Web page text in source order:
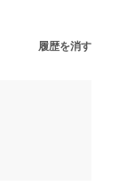
履歴を消す